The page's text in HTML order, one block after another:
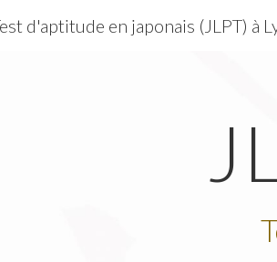
Skip to
d'aptitude en japonais (JLPT) à